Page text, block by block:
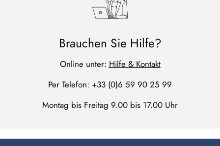
Brauchen Sie Hilfe?
Online unter: Hilfe & Kontakt
Per Telefon: +33 (0)6 59 90 25 99
Montag bis Freitag 9.00 bis 17.00 Uhr